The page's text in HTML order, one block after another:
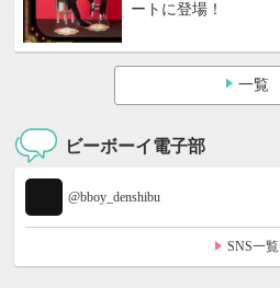
ートに登場！
一覧
ビーボーイ電子部
@bboy_denshibu
SNS一覧